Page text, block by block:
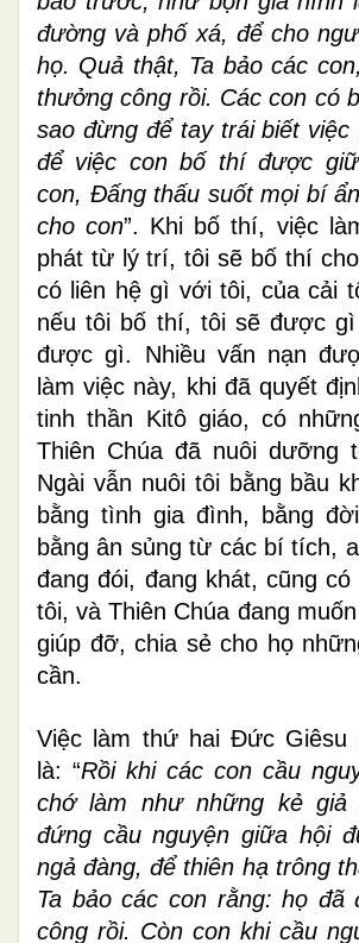
đường và phố xá, để cho
họ. Quả thật, Ta bảo các
thưởng công rồi. Các con có
sao đừng để tay trái biết việc
để việc con bố thí được
con, Ðấng thấu suốt mọi bí
cho con”. Khi bố thí, việc
phát từ lý trí, tôi sẽ bố thí
có liên hệ gì với tôi, của cải
nếu tôi bố thí, tôi sẽ được
được gì. Nhiều vấn nạn
làm việc này, khi đã quyết
tinh thần Kitô giáo, có
Thiên Chúa đã nuôi dưỡng
Ngài vẫn nuôi tôi bằng bầu
bằng tình gia đình, bằng
bằng ân sủng từ các bí tích,
đang đói, đang khát, cũng
tôi, và Thiên Chúa đang
giúp đỡ, chia sẻ cho họ
cần.
Việc làm thứ hai Đức Giêsu
là: “Rồi khi các con cầu
chớ làm như những kẻ
đứng cầu nguyện giữa hội
ngả đàng, để thiên hạ trông
Ta bảo các con rằng: họ đã
công rồi. Còn con khi cầu